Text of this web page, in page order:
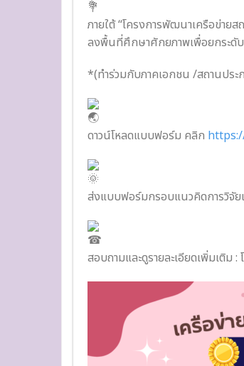
ภายใต้ “โครงการพัฒนาเครือข่า
ลงพื้นที่ศึกษาศักยภาพเพื่อยกระดับ
*(ทำร่วมกับภาคเอกชน /สถานประ
ดาวน์โหลดแบบฟอร์ม คลิก
ส่งแบบฟอร์มกรอบแนวคิดการวิจั
สอบถามและดูรายละเอียดเพิ่มเติม